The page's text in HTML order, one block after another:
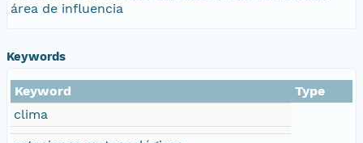
área de influencia
Keywords
Keyword
Type
clima